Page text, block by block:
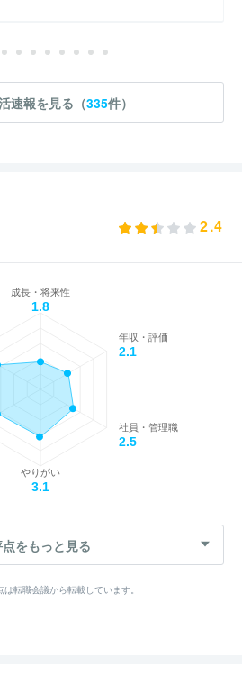
速報を見る（335件）
2.4
成長・将来性
1.8
年収・評価
2.1
社員・管理職
2.5
やりがい
3.1
をもっと見る
転職会議から転載しています。